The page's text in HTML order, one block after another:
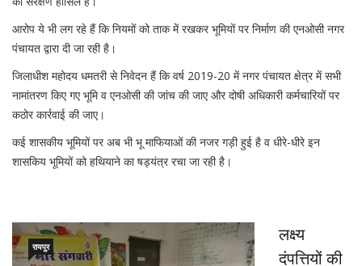
आरोप ये भी लग रहे हैं कि नियमों को ताक में रखकर भूमियों पर निर्माण की एनओसी नगर
पंचायत द्वारा दी जा रही है।
जिलाधीश महोदय धमतरी से निवेदन हैं कि वर्ष 2019-20 में नगर पंचायत क्षेत्र में सभी
नामांतरण किए गए भूमि व एनओसी की जांच की जाए और दोषी अधिकारी कर्मचारियों पर
कठोर कार्रवाई की जाए।
कई शासकीय भूमियों पर अब भी भू माफियाओं की नजर गड़ी हुई है व धीरे-धीरे इन
शासकिय भूमियों को हथियाने का षड्यंत्र रचा जा रही है।
रायपुर
लक्ष्य
दंपत्तियों की